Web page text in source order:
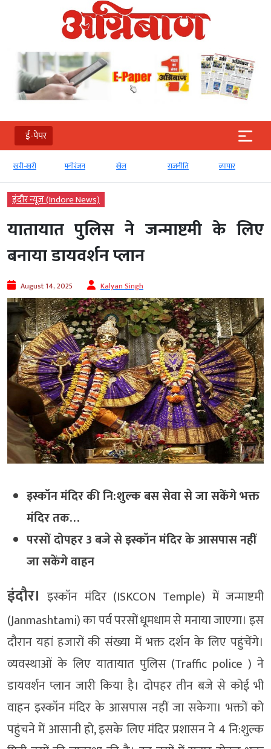
ई-पेपर
खरी-खरी मनोरंजन खेल राजनीति व्‍यापार
इंदौर न्यूज़ (Indore News)
यातायात पुलिस ने जन्माष्टमी के लिए
बनाया डायवर्शन प्लान
August 14, 2025 Kalyan Singh
इस्कॉन मंदिर की नि:शुल्क बस सेवा से जा सकेंगे भक्त
मंदिर तक…
परसों दोपहर 3 बजे से इस्कॉन मंदिर के आसपास नहीं
जा सकेंगे वाहन
इंदौर। इस्कॉन मंदिर (ISKCON Temple) में जन्माष्टमी
(Janmashtami) का पर्व परसों धूमधाम से मनाया जाएगा। इस
दौरान यहां हजारों की संख्या में भक्त दर्शन के लिए पहुंचेंगे।
व्यवस्थाओं के लिए यातायात पुलिस (Traffic police ) ने
डायवर्शन प्लान जारी किया है। दोपहर तीन बजे से कोई भी
वाहन इस्कॉन मंदिर के आसपास नहीं जा सकेगा। भक्तों को
पहुंचने में आसानी हो, इसके लिए मंदिर प्रशासन ने 4 नि:शुल्क